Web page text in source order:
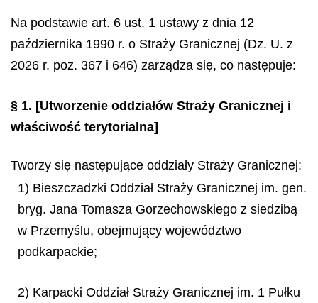
Na podstawie art. 6 ust. 1 ustawy z dnia 12
października 1990 r. o Straży Granicznej (Dz. U. z
2026 r. poz. 367 i 646) zarządza się, co następuje:
§ 1. [Utworzenie oddziałów Straży Granicznej i
właściwość terytorialna]
Tworzy się następujące oddziały Straży Granicznej:
1) Bieszczadzki Oddział Straży Granicznej im. gen.
bryg. Jana Tomasza Gorzechowskiego z siedzibą
w Przemyślu, obejmujący województwo
podkarpackie;
2) Karpacki Oddział Straży Granicznej im. 1 Pułku